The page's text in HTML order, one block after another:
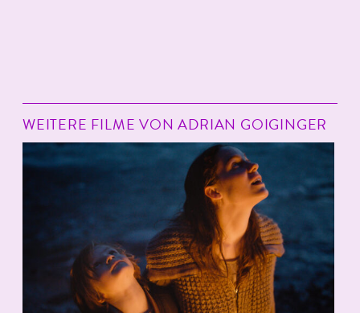
WEITERE FILME VON ADRIAN GOIGINGER